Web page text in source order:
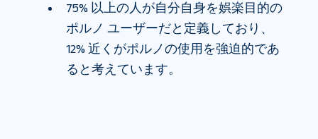
75% 以上の人が自分自身を娯楽目的の
ポルノ ユーザーだと定義しており、
12% 近くがポルノの使用を強迫的であ
ると考えています。